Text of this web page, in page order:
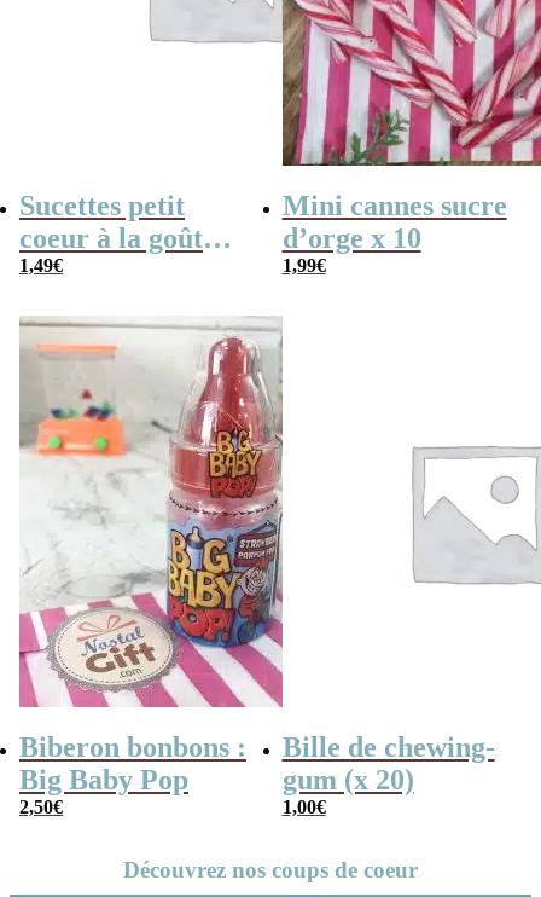
Sucettes petit
coeur à la goût
cerise x5
1,49€
Mini cannes sucre
d’orge x 10
1,99€
Biberon bonbons :
Big Baby Pop
2,50€
Bille de chewing-
gum (x 20)
1,00€
Découvrez nos coups de coeur